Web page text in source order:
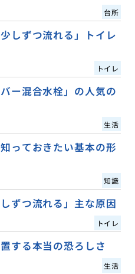
台所
しずつ流れる」トイレ
トイレ
ー混合水栓」の人気の
生活
っておきたい基本の形
知識
ずつ流れる」主な原因
トイレ
する本当の恐ろしさ
生活